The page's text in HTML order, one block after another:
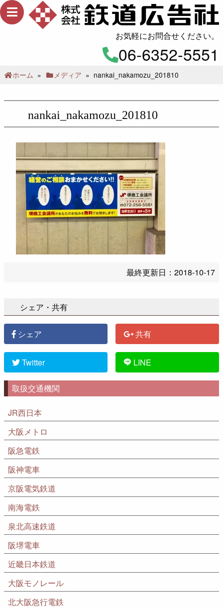
お気軽にお問合せください。
06-6352-5551
ホーム » メディア » nankai_nakamozu_201810
nankai_nakamozu_201810
最終更新日： 2018-10-17
シェア・共有
シェア 共有
Twitter LINE
取扱交通機関
JR西日本
大阪メトロ
阪急電鉄
阪神電車
京阪電気鉄道
南海電鉄
泉北高速鉄道
阪堺電車
近畿日本鉄道
大阪モノレール
北大阪急行電鉄
メ
ニ